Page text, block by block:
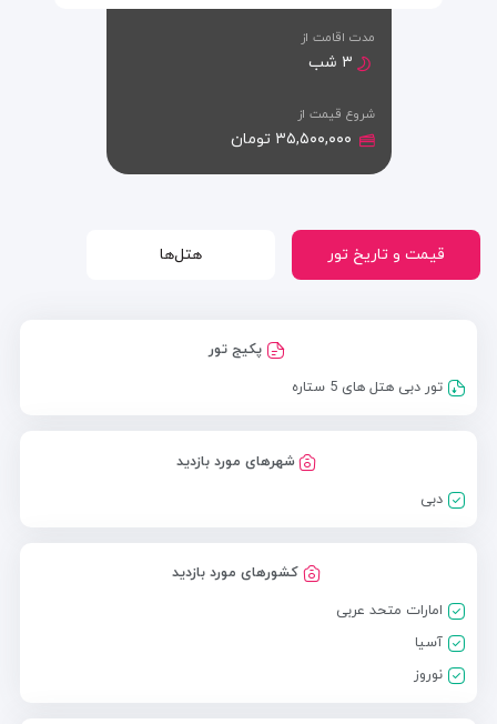
مدت اقامت از
۳ شب
شروع قیمت از
۳۵,۵۰۰,۰۰۰ تومان
قیمت و تاریخ تور هتل‌ها
پکیج تور
تور دبی هتل های 5 ستاره
شهرهای مورد بازدید
دبی
کشورهای مورد بازدید
امارات متحد عربی
آسیا
نوروز